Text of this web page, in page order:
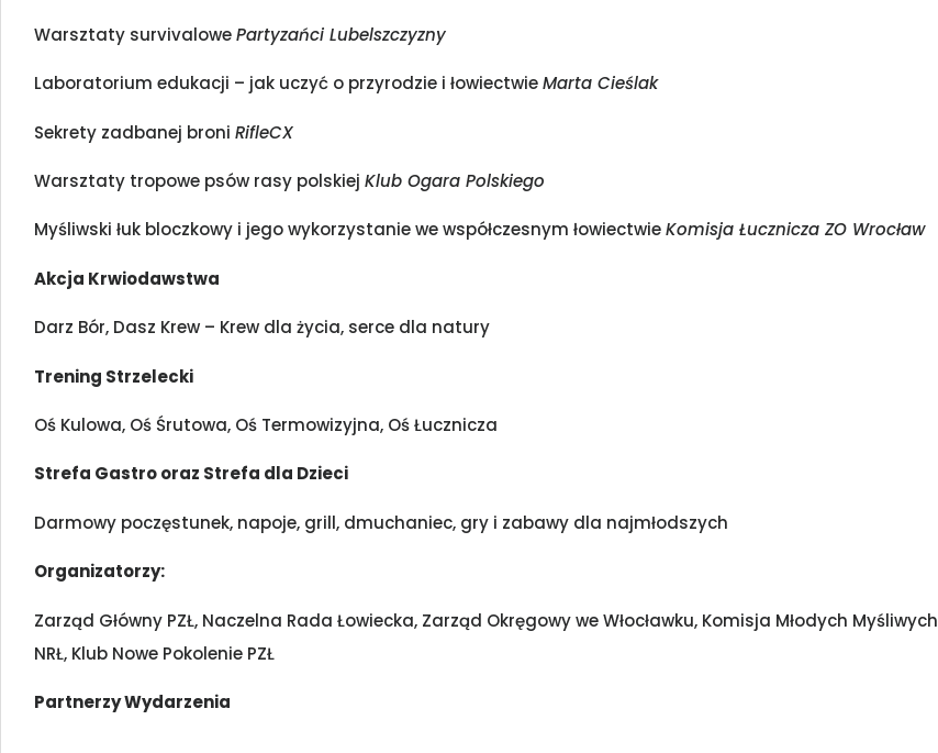
Warsztaty survivalowePartyzańci Lubelszczyzny
Laboratorium edukacji – jak uczyć o przyrodzie i łowiectwieMarta Cieślak
Sekrety zadbanej broni RifleCX
Warsztaty tropowe psów rasy polskiej Klub Ogara Polskiego
Myśliwski łuk bloczkowy i jego wykorzystanie we współczesnym łowiectwieKomisja Łucznicza ZO Wrocław
Akcja Krwiodawstwa
Darz Bór, Dasz Krew – Krew dla życia, serce dla natury
Trening Strzelecki
Oś Kulowa, Oś Śrutowa, Oś Termowizyjna, Oś Łucznicza
Strefa Gastro oraz Strefa dla Dzieci
Darmowy poczęstunek, napoje, grill, dmuchaniec, gry i zabawy dla najmłodszych
Organizatorzy:
Zarząd Główny PZŁ, Naczelna Rada Łowiecka, Zarząd Okręgowy we Włocławku, Komisja Młodych Myśliwych
NRŁ, Klub Nowe Pokolenie PZŁ
Partnerzy Wydarzenia